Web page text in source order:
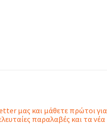
μας και μάθετε πρώτοι για
παραλαβές και τα νέα